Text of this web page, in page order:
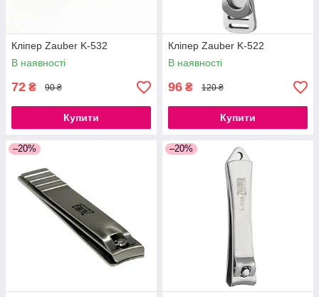
Кліпер Zauber K-532
В наявності
72 ₴ 90 ₴
Купити
Кліпер Zauber K-522
В наявності
96 ₴ 120 ₴
Купити
–20% –20%